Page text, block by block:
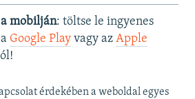
a mobilján: töltse le ingyenes
Google Playvagy az Apple
érdekében a weboldal egyes